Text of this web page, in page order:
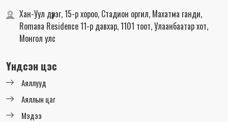
Хан-Уул дүүрэг, 15-р хороо, Стадион оргил, Махатма ганди,
Romana Residence 11-р давхар, 1101 тоот, Улаанбаатар хот,
Монгол улс
Үндсэн цэс
Аяллууд
Аяллын цаг
Мэдээ